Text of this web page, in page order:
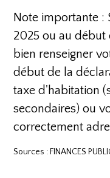
Note importante :
2025 ou au début
bien renseigner
début de la
taxe d'habitation
secondaires) ou
correctement
Sources : FINANCES